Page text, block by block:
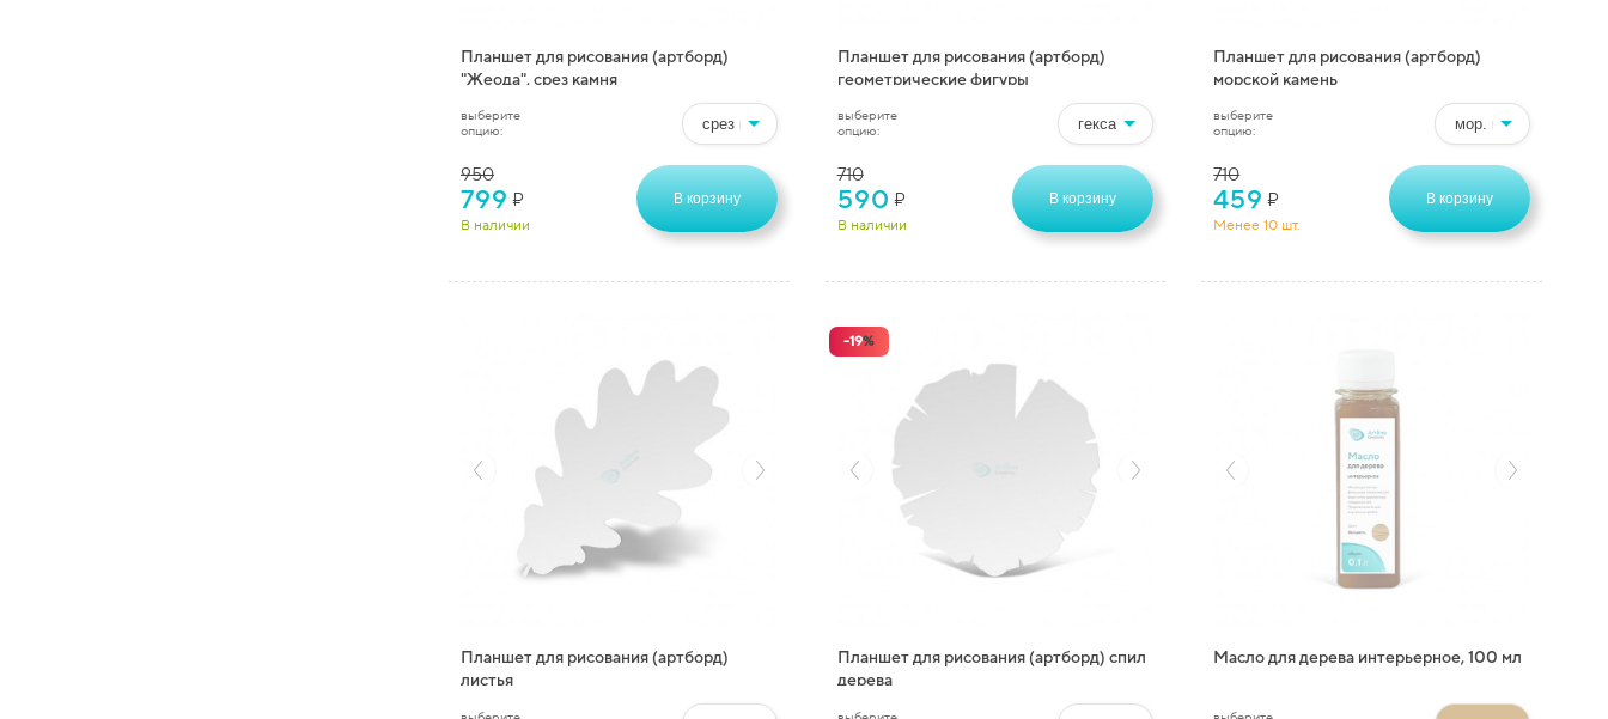
Планшет для рисования (артборд)
"Жеода", срез камня
выберите
опцию:
950
799 ₽
В наличии
В корзину
Планшет для рисования (артборд)
геометрические фигуры
выберите
опцию:
710
590 ₽
В наличии
В корзину
Планшет для рисования (артборд)
морской камень
выберите
опцию:
710
459 ₽
Менее 10 шт.
В корзину
Планшет для рисования (артборд)
листья
-19%
Планшет для рисования (артборд) спил
дерева
Масло для дерева интерьерное, 100 мл